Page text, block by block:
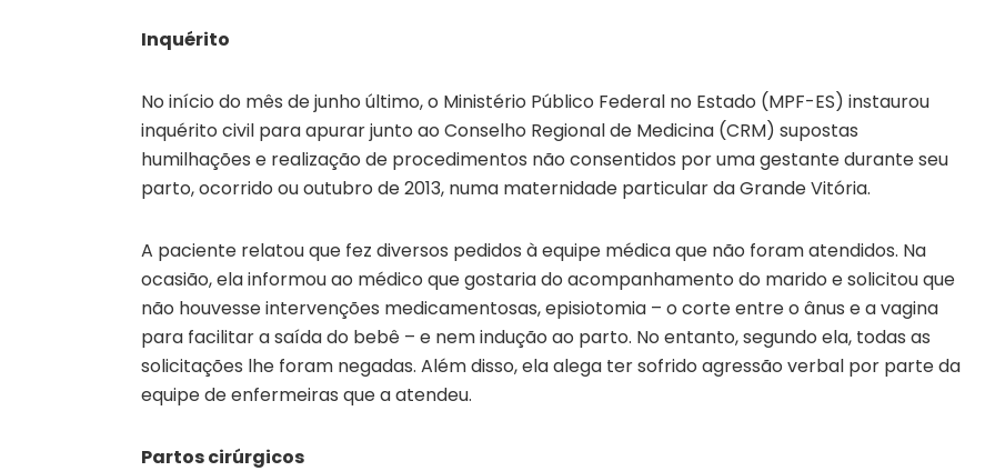
Inquérito
No início do mês de junho último, o Ministério Público Federal no Estado (MPF-ES) instaurou
inquérito civil para apurar junto ao Conselho Regional de Medicina (CRM) supostas
humilhações e realização de procedimentos não consentidos por uma gestante durante seu
parto, ocorrido ou outubro de 2013, numa maternidade particular da Grande Vitória.
A paciente relatou que fez diversos pedidos à equipe médica que não foram atendidos. Na
ocasião, ela informou ao médico que gostaria do acompanhamento do marido e solicitou que
não houvesse intervenções medicamentosas, episiotomia – o corte entre o ânus e a vagina
para facilitar a saída do bebê – e nem indução ao parto. No entanto, segundo ela, todas as
solicitações lhe foram negadas. Além disso, ela alega ter sofrido agressão verbal por parte da
equipe de enfermeiras que a atendeu.
Partos cirúrgicos